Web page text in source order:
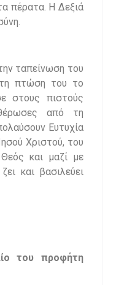
πέρατα. Η Δεξιά
ταπείνωση του
πτώση του το
στους πιστούς
από τη
Ευτυχία
Χριστού, του
και μαζί με
και βασιλεύει
του προφήτη